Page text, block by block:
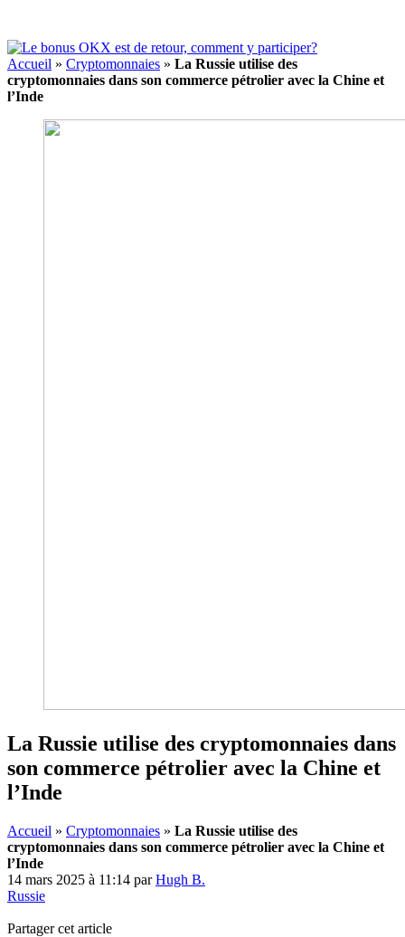
Accueil » Cryptomonnaies » La Russie utilise des
cryptomonnaies dans son commerce pétrolier avec la Chine et
l’Inde
La Russie utilise des cryptomonnaies dans
son commerce pétrolier avec la Chine et
l’Inde
Accueil » Cryptomonnaies » La Russie utilise des
cryptomonnaies dans son commerce pétrolier avec la Chine et
l’Inde
14 mars 2025 à 11:14 parHugh B.
Russie
Partager cet article